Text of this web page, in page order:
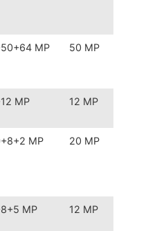
MP 50 MP
MP 12 MP
MP 20 MP
MP 12 MP